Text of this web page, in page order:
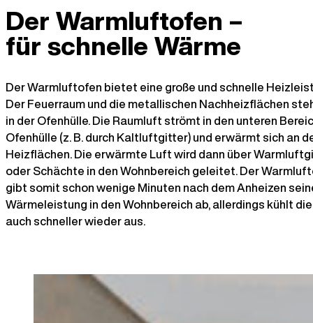
Der Warmluftofen –
für schnelle Wärme
Der Warmluftofen bietet eine große und schnelle
Der Feuerraum und die metallischen Nachheizflächen
in der Ofenhülle. Die Raumluft strömt in den unteren
Ofenhülle (z. B. durch Kaltluftgitter) und erwärmt sich an
Heizflächen. Die erwärmte Luft wird dann über
oder Schächte in den Wohnbereich geleitet. Der
gibt somit schon wenige Minuten nach dem Anheizen
Wärmeleistung in den Wohnbereich ab, allerdings kühlt
auch schneller wieder aus.